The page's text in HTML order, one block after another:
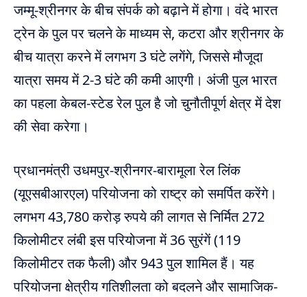
जम्मू-श्रीनगर के बीच संपर्क को बढ़ाने में होगा। वंदे भारत
ट्रेन के पुल पर चलने के माध्यम से, कटरा और श्रीनगर के
बीच यात्रा करने में लगभग 3 घंटे लगेंगे, जिससे मौजूदा
यात्रा समय में 2-3 घंटे की कमी आएगी। अंजी पुल भारत
का पहला केबल-स्टेड रेल पुल है जो चुनौतीपूर्ण क्षेत्र में देश
की सेवा करेगा।
प्रधानमंत्री उधमपुर-श्रीनगर-बारामूला रेल लिंक
(यूएसबीआरएल) परियोजना को राष्ट्र को समर्पित करेंगे।
लगभग 43,780 करोड़ रुपये की लागत से निर्मित 272
किलोमीटर लंबी इस परियोजना में 36 सुरंगें (119
किलोमीटर तक फैली) और 943 पुल शामिल हैं। यह
परियोजना क्षेत्रीय गतिशीलता को बदलने और सामाजिक-